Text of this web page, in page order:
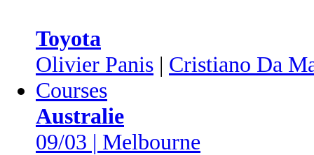
Toyota
Olivier Panis | Cristiano Da
Courses
Australie
09/03 | Melbourne